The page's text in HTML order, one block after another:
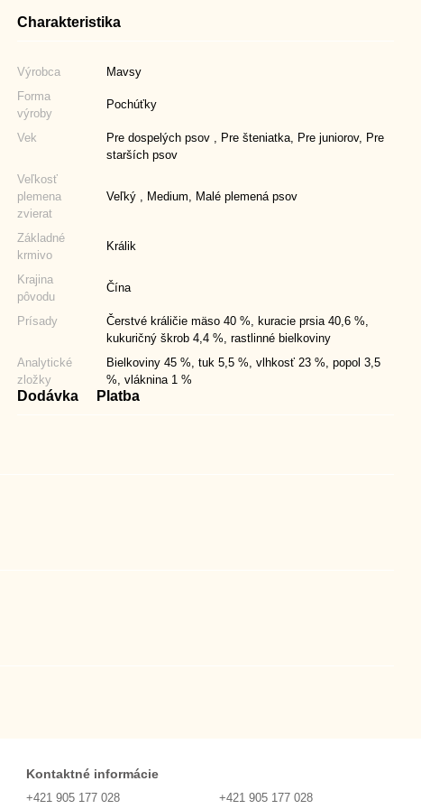
Charakteristika
Výrobca
Mavsy
Forma
výroby
Pochúťky
Vek
Pre dospelých psov , Pre šteniatka, Pre juniorov, Pre
starších psov
Veľkosť
plemena
zvierat
Veľký , Medium, Malé plemená psov
Základné
krmivo
Králik
Krajina
pôvodu
Čína
Prísady
Čerstvé králičie mäso 40 %, kuracie prsia 40,6 %,
kukuričný škrob 4,4 %, rastlinné bielkoviny
Analytické
zložky
Bielkoviny 45 %, tuk 5,5 %, vlhkosť 23 %, popol 3,5
%, vláknina 1 %
Dodávka Platba
Kontaktné informácie
+421 905 177 028 +421 905 177 028